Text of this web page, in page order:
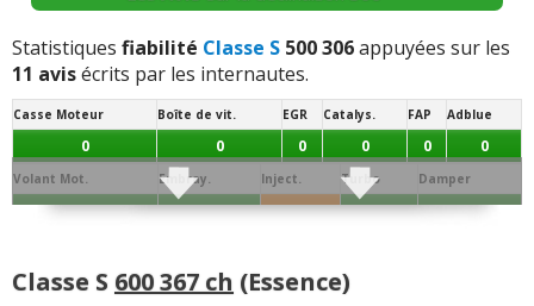
Statistiques fiabilité Classe S 500 306appuyées sur les
11 avisécrits par les internautes.
Casse Moteur Boîte de vit. EGR Catalys. FAP Adblue
0 0 0 0 0 0
Volant Mot. Embray. Inject. Turbo Damper
0 0 1 0 0
0 0 1 0 0
Classe S 600 367 ch (Essence)